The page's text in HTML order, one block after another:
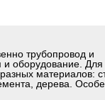
трубопровод и
оборудование. Для
материалов:
дерева.